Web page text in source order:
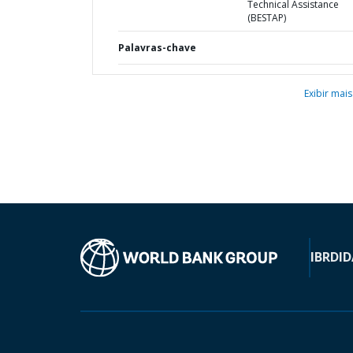
Technical Assistance
(BESTAP)
Palavras-chave
Exibir mais
IBRD